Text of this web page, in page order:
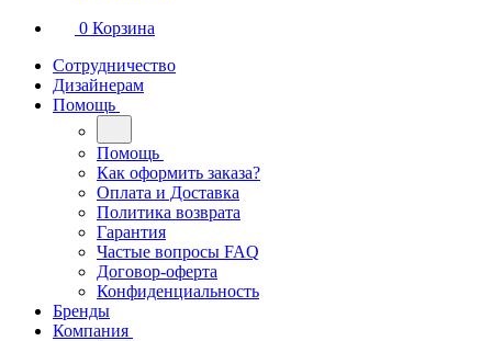
0 Корзина
Сотрудничество
Дизайнерам
Помощь
Помощь
Как оформить заказа?
Оплата и Доставка
Политика возврата
Гарантия
Частые вопросы FAQ
Договор-оферта
Конфиденциальность
Бренды
Компания